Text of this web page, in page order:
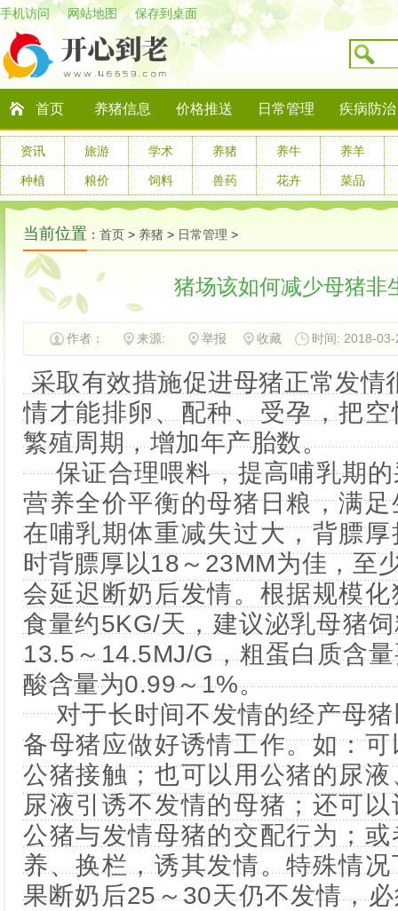
手机访问 网站地图 保存到桌面
首页 养猪信息 价格推送 日常管理 疾病防治
资讯 旅游 学术 养猪 养牛 养羊
种植 粮价 饲料 兽药 花卉 菜品
当前位置 ： 首页 > 养猪 > 日常管理 >
猪场该如何减少母猪非
作者： 来源: 举报 收藏 时间: 2018-
采取有效措施促进母猪正常发情
情才能排卵、配种、受孕，把
繁殖周期，增加年产胎数。
保证合理喂料，提高哺乳期的
营养全价平衡的母猪日粮，满
在哺乳期体重减失过大，背膘
时背膘厚以18～23MM为佳，至
会延迟断奶后发情。根据规模
食量约5KG/天，建议泌乳母猪
13.5～14.5MJ/G，粗蛋白质含
酸含量为0.99～1%。
对于长时间不发情的经产母猪
备母猪应做好诱情工作。如：
公猪接触；也可以用公猪的尿
尿液引诱不发情的母猪；还可
公猪与发情母猪的交配行为；
养、换栏，诱其发情。特殊情
果断奶后25～30天仍不发情，